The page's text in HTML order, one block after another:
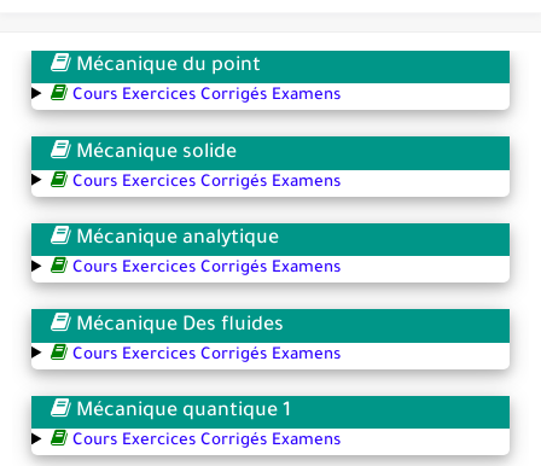
Mécanique du point
Cours Exercices Corrigés Examens
Mécanique solide
Cours Exercices Corrigés Examens
Mécanique analytique
Cours Exercices Corrigés Examens
Mécanique Des fluides
Cours Exercices Corrigés Examens
Mécanique quantique 1
Cours Exercices Corrigés Examens